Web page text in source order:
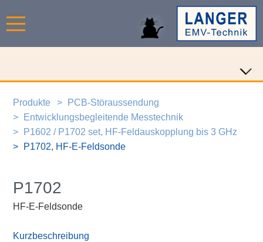
Produkte
PCB-Störaussendung
Entwicklungsbegleitende Messtechnik
P1602 / P1702 set, HF-Feldauskopplung bis 3 GHz
P1702, HF-E-Feldsonde
P1702
HF-E-Feldsonde
Kurzbeschreibung